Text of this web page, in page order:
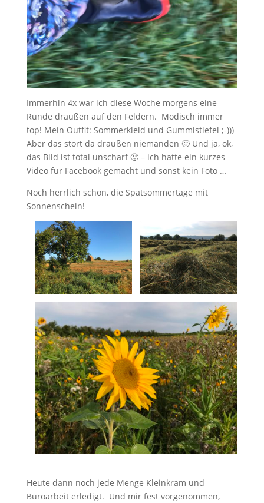
Immerhin 4x war ich diese Woche morgens eine
Runde draußen auf den Feldern. Modisch immer
top! Mein Outfit: Sommerkleid und Gummistiefel ;-)))
Aber das stört da draußen niemanden 🙂 Und ja, ok,
das Bild ist total unscharf 🙂 – ich hatte ein kurzes
Video für Facebook gemacht und sonst kein Foto …
Noch herrlich schön, die Spätsommertage mit
Sonnenschein!
Heute dann noch jede Menge Kleinkram und
Büroarbeit erledigt. Und mir fest vorgenommen,